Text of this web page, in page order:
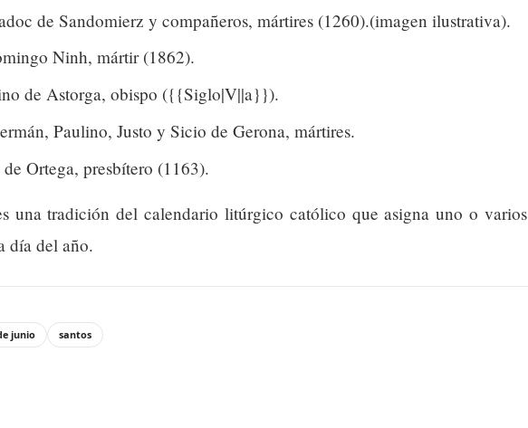
de Sandomierz y compañeros, mártires (1260).(imagen ilustrativa).
Ninh, mártir (1862).
de Astorga, obispo ({{Siglo|V||a}}).
Paulino, Justo y Sicio de Gerona, mártires.
de Ortega, presbítero (1163).
una tradición del calendario litúrgico católico que asigna uno o varios
día del año.
junio santos